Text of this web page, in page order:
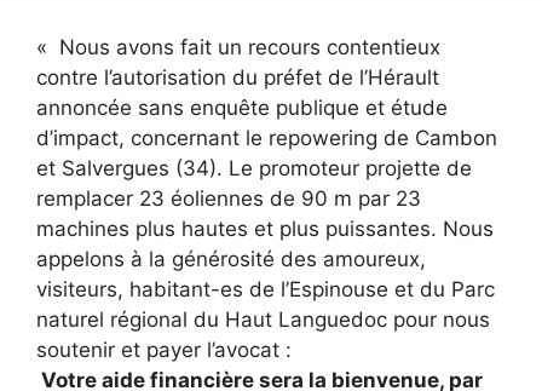
« Nous avons fait un recours contentieux
contre l’autorisation du préfet de l’Hérault
annoncée sans enquête publique et étude
d’impact, concernant le repowering de Cambon
et Salvergues (34). Le promoteur projette de
remplacer 23 éoliennes de 90 m par 23
machines plus hautes et plus puissantes. Nous
appelons à la générosité des amoureux,
visiteurs, habitant-es de l’Espinouse et du Parc
naturel régional du Haut Languedoc pour nous
soutenir et payer l’avocat :
Votre aide financière sera la bienvenue, par